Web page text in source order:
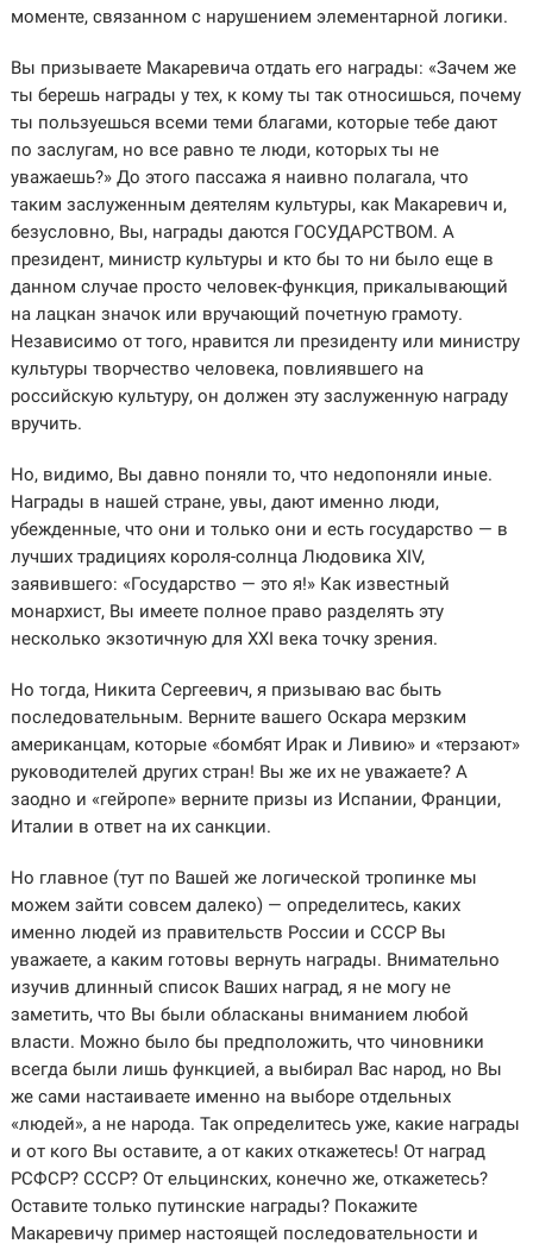
моменте, связанном с нарушением элементарной логики.
Вы призываете Макаревича отдать его награды: «Зачем же
ты берешь награды у тех, к кому ты так относишься, почему
ты пользуешься всеми теми благами, которые тебе дают
по заслугам, но все равно те люди, которых ты не
уважаешь?» До этого пассажа я наивно полагала, что
таким заслуженным деятелям культуры, как Макаревич и,
безусловно, Вы, награды даются ГОСУДАРСТВОМ. А
президент, министр культуры и кто бы то ни было еще в
данном случае просто человек-функция, прикалывающий
на лацкан значок или вручающий почетную грамоту.
Независимо от того, нравится ли президенту или министру
культуры творчество человека, повлиявшего на
российскую культуру, он должен эту заслуженную награду
вручить.
Но, видимо, Вы давно поняли то, что недопоняли иные.
Награды в нашей стране, увы, дают именно люди,
убежденные, что они и только они и есть государство — в
лучших традициях короля-солнца Людовика XIV,
заявившего: «Государство — это я!» Как известный
монархист, Вы имеете полное право разделять эту
несколько экзотичную для XXI века точку зрения.
Но тогда, Никита Сергеевич, я призываю вас быть
последовательным. Верните вашего Оскара мерзким
американцам, которые «бомбят Ирак и Ливию» и «терзают»
руководителей других стран! Вы же их не уважаете? А
заодно и «гейропе» верните призы из Испании, Франции,
Италии в ответ на их санкции.
Но главное (тут по Вашей же логической тропинке мы
можем зайти совсем далеко) — определитесь, каких
именно людей из правительств России и СССР Вы
уважаете, а каким готовы вернуть награды. Внимательно
изучив длинный список Ваших наград, я не могу не
заметить, что Вы были обласканы вниманием любой
власти. Можно было бы предположить, что чиновники
всегда были лишь функцией, а выбирал Вас народ, но Вы
же сами настаиваете именно на выборе отдельных
«людей», а не народа. Так определитесь уже, какие награды
и от кого Вы оставите, а от каких откажетесь! От наград
РСФСР? СССР? От ельцинских, конечно же, откажетесь?
Оставите только путинские награды? Покажите
Макаревичу пример настоящей последовательности и